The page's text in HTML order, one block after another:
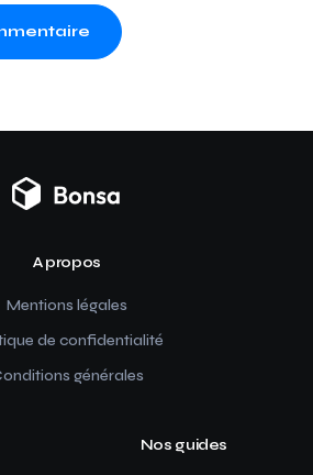
A propos
Mentions légales
de confidentialité
générales
Nos guides